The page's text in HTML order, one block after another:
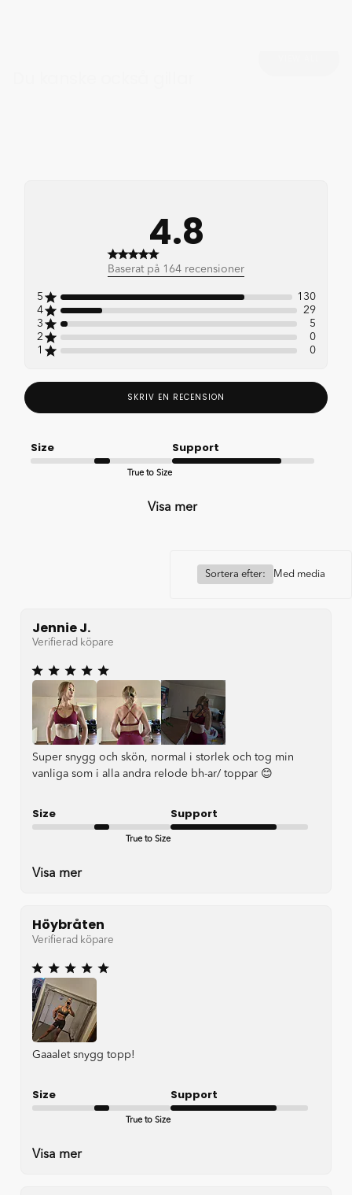
4.8
4.8 out of 5 stars 164 total
Baserat på 164 recensioner
5
130
4
29
3
5
2
0
1
0
SKRIV EN RECENSION
Size
True to Size
Support
Visa mer
Sortera efter: Med media
Jennie J.
Verifierad köpare
Super snygg och skön, normal i storlek och tog min
vanliga som i alla andra relode bh-ar/ toppar 😊
+2
Size
True to Size
Support
Visa mer
Höybråten
Verifierad köpare
Gaaalet snygg topp!
Size
True to Size
Support
Visa mer